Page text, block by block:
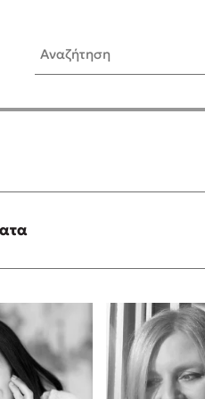
Αναζήτηση